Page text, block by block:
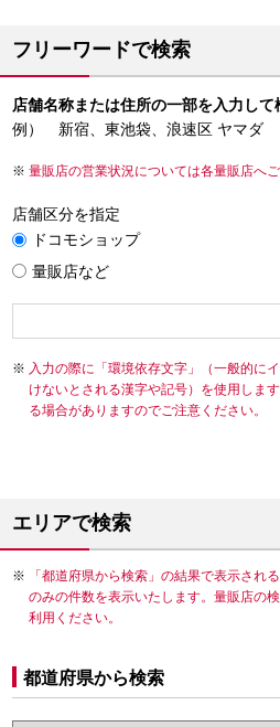
フリーワードで検索
店舗名称または住所の一部を入力して
例） 新宿、東池袋、浪速区 ヤマダ
量販店の営業状況については各量販店へご
店舗区分を指定
ドコモショップ
量販店など
入力の際に「環境依存文字」（一般的に
けないとされる漢字や記号）を使用しま
る場合がありますのでご注意ください。
エリアで検索
「都道府県から検索」の結果で表示され
のみの件数を表示いたします。量販店の
利用ください。
都道府県から検索